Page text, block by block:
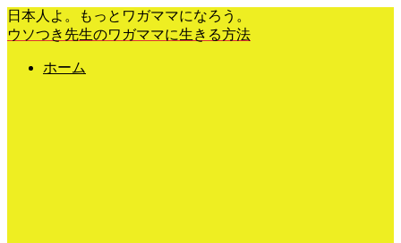
日本人よ。もっとワガママになろう。
ウソつき先生のワガママに生きる方法
ホーム